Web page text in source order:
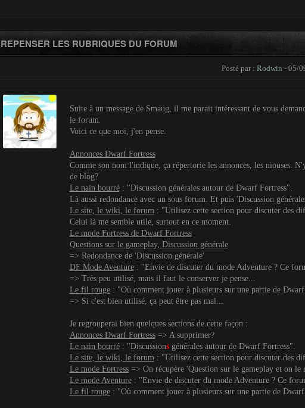
REPENSER LES RUBRIQUES DU FORUM
Posté par : Rodwin - 05/
Suite à un message de Smaug, il me parait intéressant de vous
le forum.
Voici ce que moi, j'en pense.
Annonces Dwarf Fortress
Comme son nom l'indique, ça répertorie les annonces, les niouses.
de blog?
Le nain bourré: "Discussion générales autour de Dwarf Fortress".
Là aussi redondance avec un sous forum. Et puis 'Discussion
Le site, le wiki, le forum: "Utilisez cette section pour discuter des
Celui là me semble utile, surtout en ce moment.
Le mode Fortress de Dwarf Fortress
Questions sur le gameplay, Discussion générale
=> Redondance de 'Discussion générale'
DF Mode Aventure: "Envie de discuter du mode Adventure ? Ce
=> Très peu utilisé, mais il faut le conserver je pense...
Le fil rouge: "Où comment jouer à plusieurs sur une partie de
=> Si c'est bien utilisé, ça peut être pas mal...
Je regrouperai bien quelques sections de cette façon :
Annonces Dwarf Fortress=> A supprimer?
Le nain bourré: "Discussionsgénérales autour de Dwarf Fortress".
Le site, le wiki, le forum: "Utilisez cette section pour discuter des
Le mode Fortress=> On récupère 'Question sur le gameplay et on le
Le mode Aventure: "Envie de discuter du mode Adventure ? Ce
Le fil rouge: "Où comment jouer à plusieurs sur une partie de